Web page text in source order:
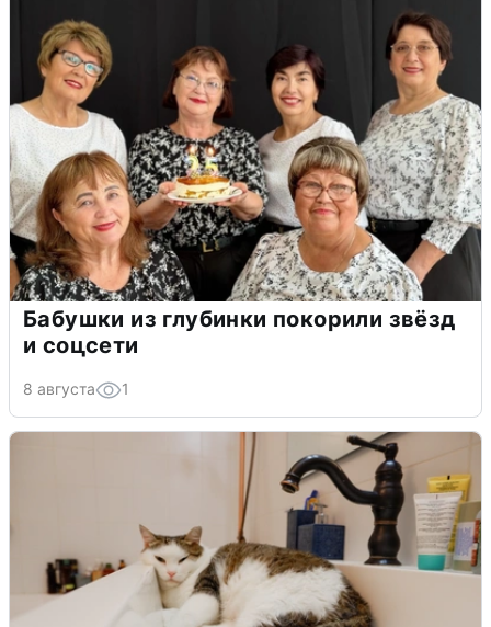
Бабушки из глубинки покорили звёзд
и соцсети
8 августа 1